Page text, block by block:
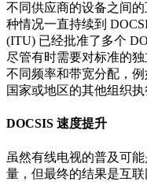
不同供应商的设备之间
种情况一直持续到
(ITU) 已经批准了多个
尽管有时需要对标准的
不同频率和带宽分配，例
国家或地区的其他组织执
DOCSIS 速度提升
虽然有线电视的普及可
量，但最终的结果是互